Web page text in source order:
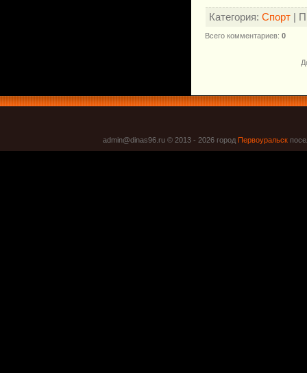
Категория: Спорт |
Всего комментариев: 0
admin@dinas96.ru © 2013 - 2026 город Первоуральск